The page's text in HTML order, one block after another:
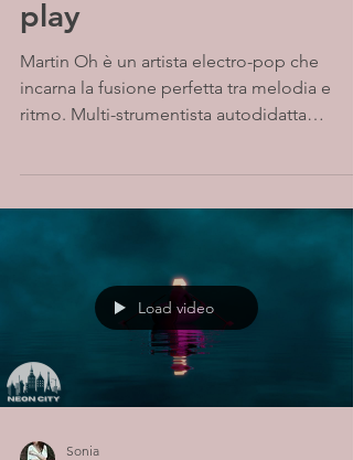
play
Martin Oh è un artista electro-pop che
incarna la fusione perfetta tra melodia e
ritmo. Multi-strumentista autodidatta
Load video
Sonia